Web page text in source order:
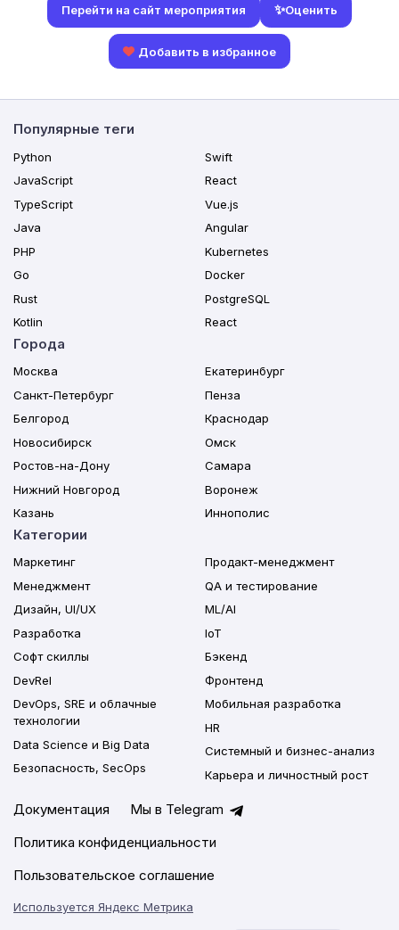
Перейти на сайт мероприятия ✨Оценить
Добавить в избранное
Популярные теги
Python
JavaScript
TypeScript
Java
PHP
Go
Rust
Kotlin
Swift
React
Vue.js
Angular
Kubernetes
Docker
PostgreSQL
React
Города
Москва
Санкт-Петербург
Белгород
Новосибирск
Ростов-на-Дону
Нижний Новгород
Казань
Екатеринбург
Пенза
Краснодар
Омск
Самара
Воронеж
Иннополис
Категории
Маркетинг
Менеджмент
Дизайн, UI/UX
Разработка
Софт скиллы
DevRel
DevOps, SRE и облачные
технологии
Data Science и Big Data
Безопасность, SecOps
Продакт-менеджмент
QA и тестирование
ML/AI
IoT
Бэкенд
Фронтенд
Мобильная разработка
HR
Системный и бизнес-анализ
Карьера и личностный рост
Документация
Мы в Telegram
Политика конфиденциальности
Пользовательское соглашение
Используется Яндекс Метрика